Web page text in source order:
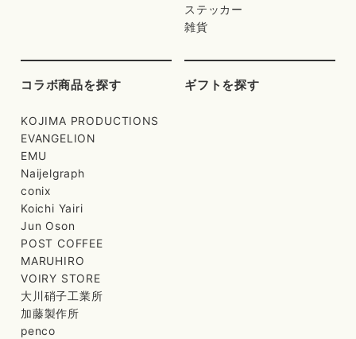
ステッカー
雑貨
コラボ商品を探す
KOJIMA PRODUCTIONS
EVANGELION
EMU
Naijelgraph
conix
Koichi Yairi
Jun Oson
POST COFFEE
MARUHIRO
VOIRY STORE
大川硝子工業所
加藤製作所
penco
ギフトを探す